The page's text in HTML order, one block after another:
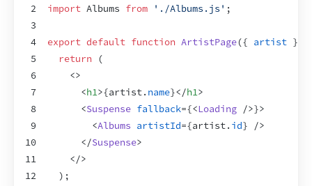
2
3
4
5
6
7
8
9
10
11
12
import Albums from './Albums.js' ;
export default function ArtistPage({ artist }
return
(
<>
<h1>{artist. name}</h1>
<Suspense fallback={<Loading />}>
<Albums artistId={artist. id}
/>
</Suspense>
</>
) ;